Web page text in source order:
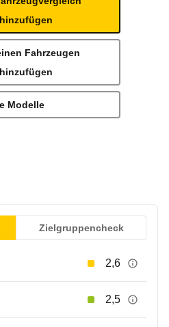
hinzufügen
Fahrzeugen
hinzufügen
Modelle
Zielgruppencheck
2,6
2,5